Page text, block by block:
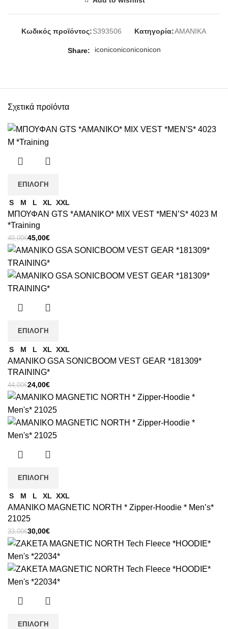
Κωδικός προϊόντος:S393506 Κατηγορία:ΑΜΑΝΙΚΑ
Share iconiconiconiconicon
Σχετικά προϊόντα
ΕΠΙΛΟΓΉ
S M L XL XXL
ΜΠΟΥΦΑΝ GTS *AMANIKO* MIX VEST *MEN’S* 4023 M
*Training
49,00€Original
price
was:
45,00€Η
τρέχουσα
τιμή
45,00€.
ΕΠΙΛΟΓΉ
S M L XL XXL
ΑΜΑΝΙΚΟ GSA SONICBOOM VEST GEAR *181309*
TRAINING*
44,00€Original
price
was:
24,00€Η
τρέχουσα
τιμή
24,00€.
ΕΠΙΛΟΓΉ
S M L XL XXL
ΑΜΑΝΙΚΟ MAGNETIC NORTH * Zipper-Hoodie * Men’s*
21025
33,00€Original
price
was:
30,00€Η
τρέχουσα
τιμή
30,00€.
ΕΠΙΛΟΓΉ